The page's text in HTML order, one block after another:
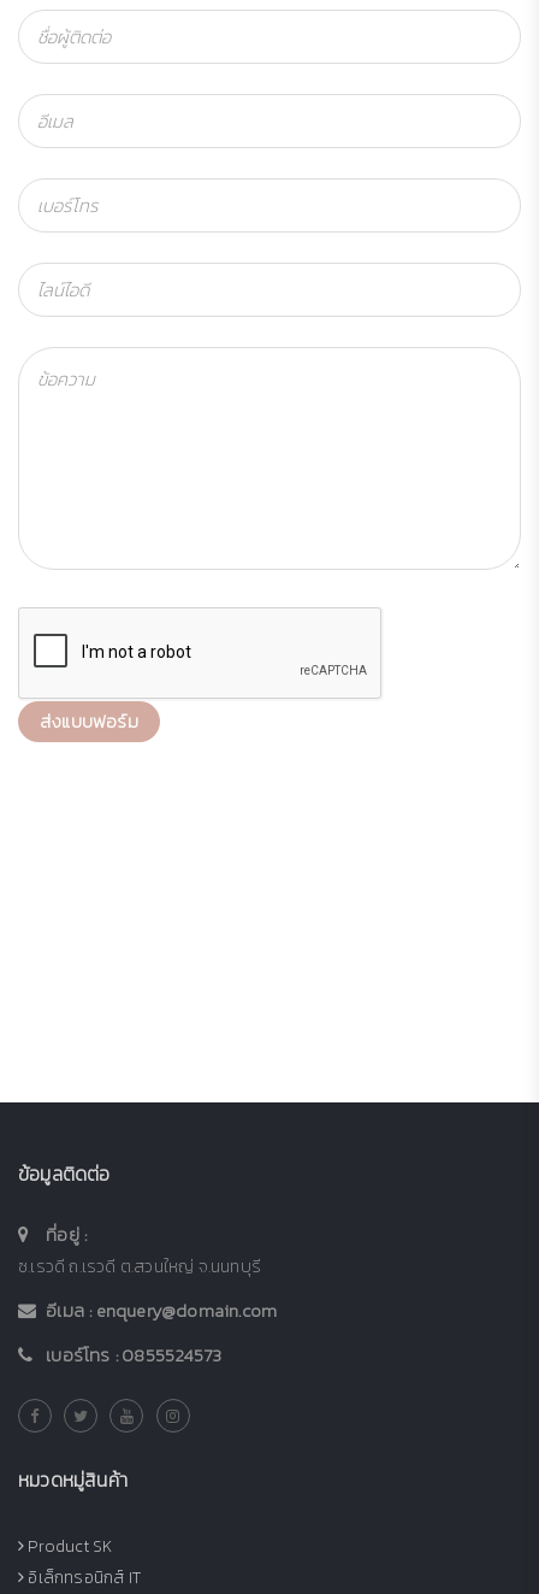
ส่งแบบฟอร์ม
ข้อมูลติดต่อ
ที่อยู่ :
ซ.เรวดี ถ.เรวดี ต.สวนใหญ่ จ.นนทบุรี
อีเมล :enquery@domain.com
เบอร์โทร :0855524573
หมวดหมู่สินค้า
Product SK
อิเล็กทรอนิกส์ IT